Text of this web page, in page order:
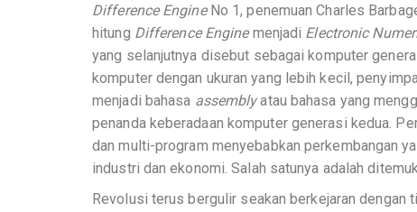
Difference EngineNo 1, penemuan Charles
hitung Difference Enginemenjadi Electronic
yang selanjutnya disebut sebagai komputer
komputer dengan ukuran yang lebih kecil,
menjadi bahasa assemblyatau bahasa yang
penanda keberadaan komputer generasi kedua.
dan multi-program menyebabkan perkembangan
industri dan ekonomi. Salah satunya adalah
Revolusi terus bergulir seakan berkejaran dengan